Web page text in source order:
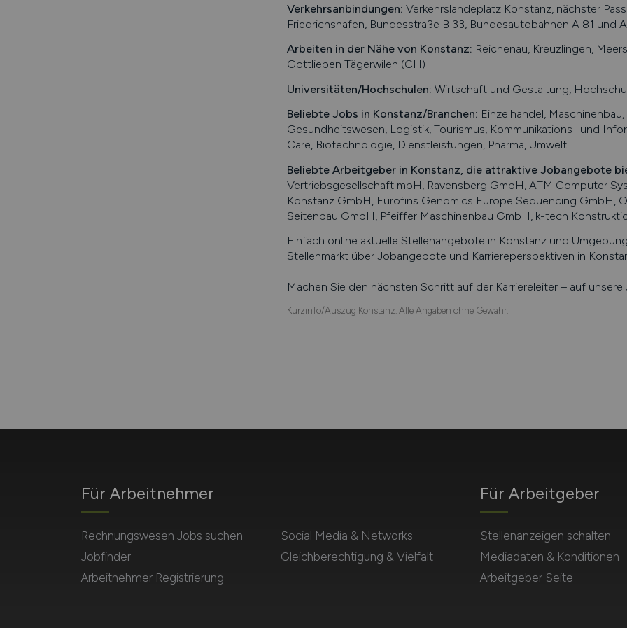
Verkehrsanbindungen: Verkehrslandeplatz Konstanz, nächster
Friedrichshafen, Bundesstraße B 33, Bundesautobahnen A 81 und
Arbeiten in der Nähe von Konstanz: Reichenau, Kreuzlingen,
Gottlieben Tägerwilen (CH)
Universitäten/Hochschulen: Wirtschaft und Gestaltung,
Beliebte Jobs in Konstanz/Branchen: Einzelhandel,
Gesundheitswesen, Logistik, Tourismus, Kommunikations- und
Care, Biotechnologie, Dienstleistungen, Pharma, Umwelt
Beliebte Arbeitgeber in Konstanz , die attraktive Jobangebote
Vertriebsgesellschaft mbH, Ravensberg GmbH, ATM Computer
Konstanz GmbH, Eurofins Genomics Europe Sequencing GmbH,
Seitenbau GmbH, Pfeiffer Maschinenbau GmbH, k-tech
Einfach online aktuelle Stellenangebote in Konstanzund
Stellenmarkt über Jobangebote und Karriereperspektiven in
Machen Sie den nächsten Schritt auf der Karriereleiter – auf
Kurzinfo/Auszug Konstanz. Alle Angaben ohne Gewähr.
Für Arbeitnehmer
Rechnungswesen Jobs suchen
Jobfinder
Arbeitnehmer Registrierung
Social Media & Networks
Gleichberechtigung & Vielfalt
Für Arbeitgeber
Stellenanzeigen schalten
Mediadaten & Konditionen
Arbeitgeber Seite